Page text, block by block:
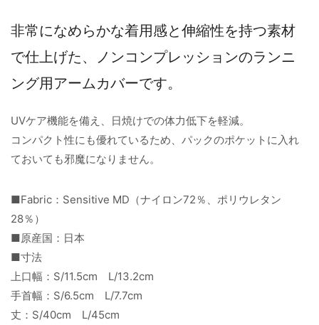
非常になめらかな着用感と伸縮性を持つ素材
で仕上げた、ノンコンプレッションのランニ
ング用アームカバーです。
UVケア機能を備え、日焼けでの体力低下を軽減。
コンパクト性にも優れているため、パックのポケットに入れ
ておいても邪魔になりません。
■Fabric：Sensitive MD（ナイロン72％、ポリウレタン
28％）
■原産国：日本
■寸法
上口幅：S/11.5cm L/13.2cm
手首幅：S/6.5cm L/7.7cm
丈：S/40cm L/45cm